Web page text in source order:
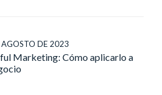
AGOSTO DE 2023
Marketing: Cómo aplicarlo a